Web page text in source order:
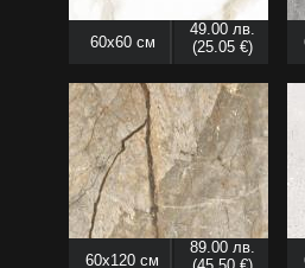
60x60 см
49.00 лв.
(25.05 €)
60x120 см
89.00 лв.